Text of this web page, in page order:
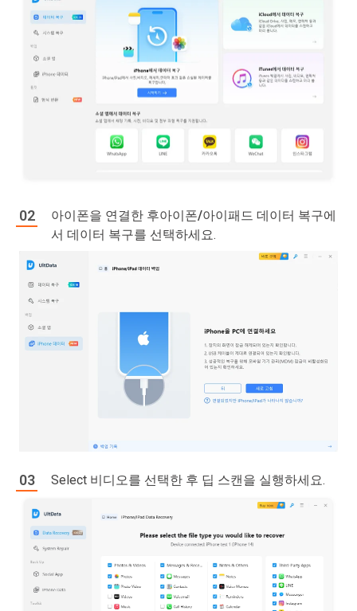
아이폰을 연결한 후아이폰/아이패드 데이터 복구에
서 데이터 복구를 선택하세요.
Select 비디오를 선택한 후 딥 스캔을 실행하세요.